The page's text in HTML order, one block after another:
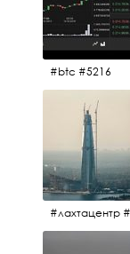
#btc #5216